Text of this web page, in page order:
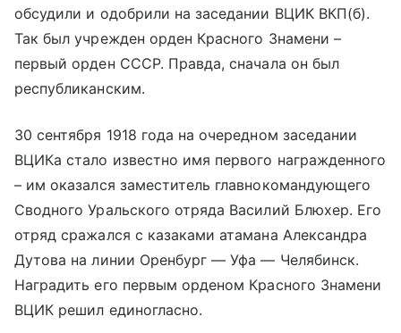
обсудили и одобрили на заседании ВЦИК ВКП(б).
Так был учрежден орден Красного Знамени –
первый орден СССР. Правда, сначала он был
республиканским.
30 сентября 1918 года на очередном заседании
ВЦИКа стало известно имя первого награжденного
– им оказался заместитель главнокомандующего
Сводного Уральского отряда Василий Блюхер. Его
отряд сражался с казаками атамана Александра
Дутова на линии Оренбург — Уфа — Челябинск.
Наградить его первым орденом Красного Знамени
ВЦИК решил единогласно.